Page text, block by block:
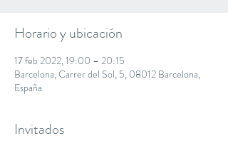
Horario y ubicación
17 feb 2022, 19:00 – 20:15
Barcelona, Carrer del Sol, 5, 08012 Barcelona,
España
Invitados